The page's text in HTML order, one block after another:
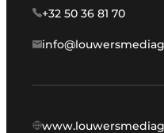
+32 50 36 81 70